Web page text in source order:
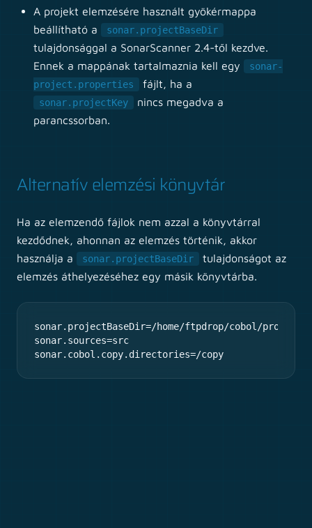
A projekt elemzésére használt gyökérmappa
beállítható a
sonar.projectBaseDir
tulajdonsággal a SonarScanner 2.4-től kezdve.
Ennek a mappának tartalmaznia kell egy
sonar-
project.properties
fájlt, ha a
sonar.projectKey
nincs megadva a
parancssorban.
Alternatív elemzési könyvtár
Ha az elemzendő fájlok nem azzal a könyvtárral
kezdődnek, ahonnan az elemzés történik, akkor
használja a
sonar.projectBaseDir
tulajdonságot az
elemzés áthelyezéséhez egy másik könyvtárba.
sonar.projectBaseDir=/home/ftpdrop/cobol/project1
sonar.sources=src
sonar.cobol.copy.directories=/copy